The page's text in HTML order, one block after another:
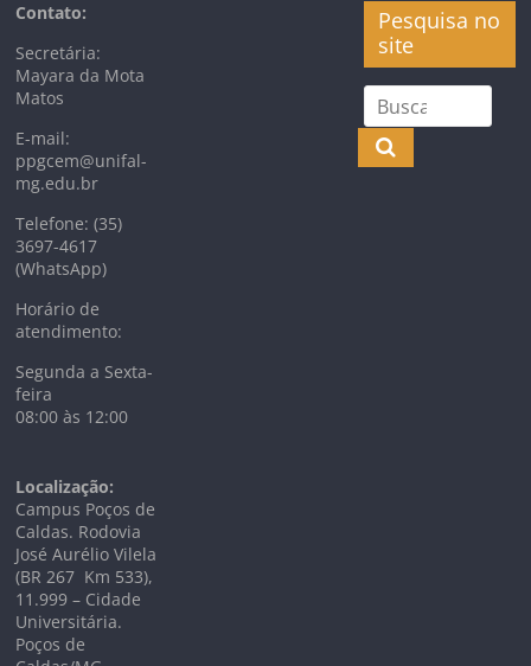
Contato:
Secretária:
Mayara da Mota
Matos
E-mail:
ppgcem@unifal-
mg.edu.br
Telefone: (35)
3697-4617
(WhatsApp)
Horário de
atendimento:
Segunda a Sexta-
feira
08:00 às 12:00
Localização:
Campus Poços de
Caldas. Rodovia
José Aurélio Vilela
(BR 267 Km 533),
11.999 – Cidade
Universitária.
Poços de
Pesquisa no
site